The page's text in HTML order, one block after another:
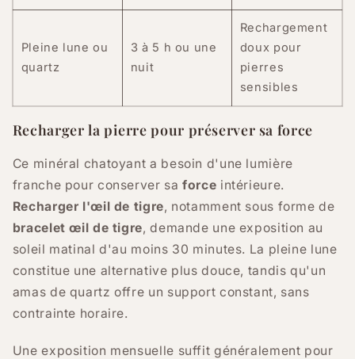
Pleine lune ou
quartz
3 à 5 h ou une
nuit
Rechargement
doux pour
pierres
sensibles
Recharger la pierre pour préserver sa force
Ce minéral chatoyant a besoin d'une lumière
franche pour conserver saforce intérieure.
Recharger l'œil de tigre, notamment sous forme de
bracelet œil de tigre, demande une exposition au
soleil matinal d'au moins 30 minutes. La pleine lune
constitue une alternative plus douce, tandis qu'un
amas de quartz offre un support constant, sans
contrainte horaire.
Une exposition mensuelle suffit généralement pour